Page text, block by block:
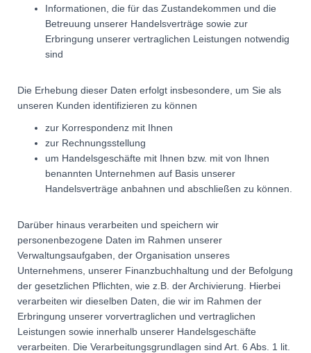
Informationen, die für das Zustandekommen und die
Betreuung unserer Handelsverträge sowie zur
Erbringung unserer vertraglichen Leistungen notwendig
sind
Die Erhebung dieser Daten erfolgt insbesondere, um Sie als
unseren Kunden identifizieren zu können
zur Korrespondenz mit Ihnen
zur Rechnungsstellung
um Handelsgeschäfte mit Ihnen bzw. mit von Ihnen
benannten Unternehmen auf Basis unserer
Handelsverträge anbahnen und abschließen zu können.
Darüber hinaus verarbeiten und speichern wir
personenbezogene Daten im Rahmen unserer
Verwaltungsaufgaben, der Organisation unseres
Unternehmens, unserer Finanzbuchhaltung und der Befolgung
der gesetzlichen Pflichten, wie z.B. der Archivierung. Hierbei
verarbeiten wir dieselben Daten, die wir im Rahmen der
Erbringung unserer vorvertraglichen und vertraglichen
Leistungen sowie innerhalb unserer Handelsgeschäfte
verarbeiten. Die Verarbeitungsgrundlagen sind Art. 6 Abs. 1 lit.